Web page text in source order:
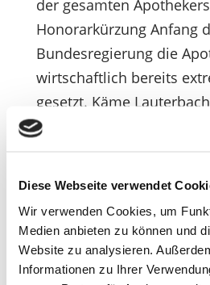
Diese Webseite verwendet
Wir verwenden Cookies, um
Medien anbieten zu können und
Website zu analysieren.
Informationen zu Ihrer
der gesamten
Honorarkürzung Anfang
Bundesregierung die
wirtschaftlich bereits
gesetzt. Käme
vorgestellten Plänen im
Worte des Ministers, wie
angeblich Apotheken
leere Hülle. Dieser